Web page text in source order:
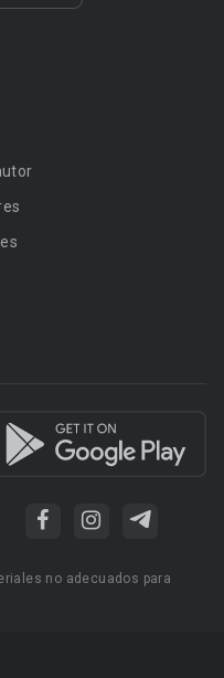
no adecuados para